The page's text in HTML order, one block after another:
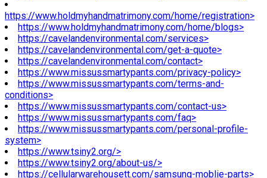
https://www.holdmyhandmatrimony.com/home/registration>
https://www.holdmyhandmatrimony.com/home/blogs>
https://cavelandenvironmental.com/services>
https://cavelandenvironmental.com/get-a-quote>
https://cavelandenvironmental.com/contact>
https://www.missussmartypants.com/privacy-policy>
https://www.missussmartypants.com/terms-and-
conditions>
https://www.missussmartypants.com/contact-us>
https://www.missussmartypants.com/faq>
https://www.missussmartypants.com/personal-profile-
system>
https://www.tsiny2.org/>
https://www.tsiny2.org/about-us/>
https://cellularwarehousett.com/samsung-moblie-parts>